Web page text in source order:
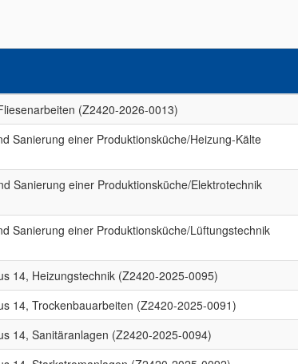
(Z2420-2026-0013)
Sanierung einer Produktionsküche/Heizung-Kälte
Sanierung einer Produktionsküche/Elektrotechnik
Sanierung einer Produktionsküche/Lüftungstechnik
14, Heizungstechnik (Z2420-2025-0095)
14, Trockenbauarbeiten (Z2420-2025-0091)
14, Sanitäranlagen (Z2420-2025-0094)